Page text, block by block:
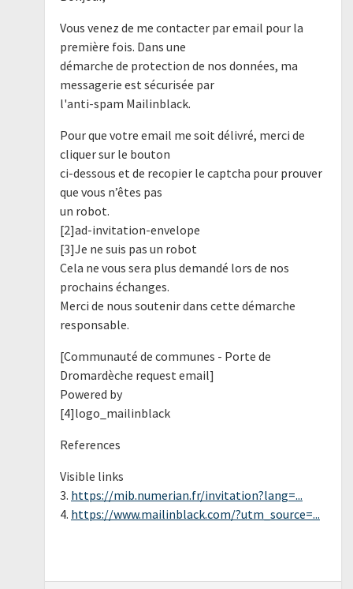
Vous venez de me contacter par email pour la
première fois. Dans une
démarche de protection de nos données, ma
messagerie est sécurisée par
l'anti-spam Mailinblack.
Pour que votre email me soit délivré, merci de
cliquer sur le bouton
ci-dessous et de recopier le captcha pour prouver
que vous n’êtes pas
un robot.
[2]ad-invitation-envelope
[3]Je ne suis pas un robot
Cela ne vous sera plus demandé lors de nos
prochains échanges.
Merci de nous soutenir dans cette démarche
responsable.
[Communauté de communes - Porte de
Dromardèche request email]
Powered by
[4]logo_mailinblack
References
Visible links
3. https://mib.numerian.fr/invitation?lang=...
4. https://www.mailinblack.com/?utm_source=...